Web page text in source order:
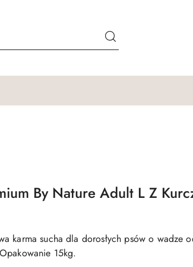
By Nature Adult L Z
karma sucha dla dorosłych psów o wadze
15kg.